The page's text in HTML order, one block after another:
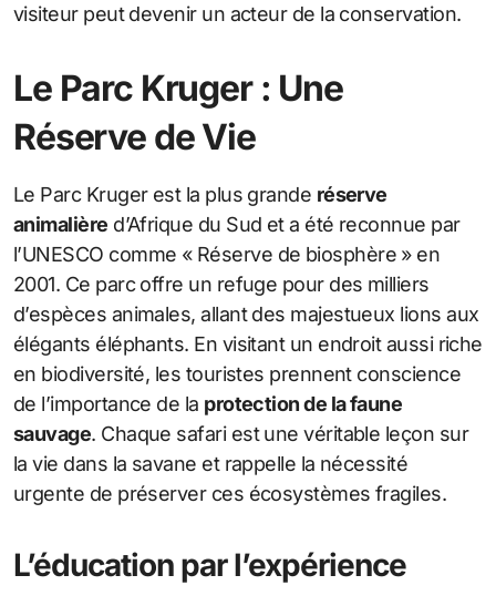
visiteur peut devenir un acteur de la conservation.
Le Parc Kruger : Une
Réserve de Vie
Le Parc Kruger est la plus grande réserve
animalière d’Afrique du Sud et a été reconnue par
l’UNESCO comme « Réserve de biosphère » en
2001. Ce parc offre un refuge pour des milliers
d’espèces animales, allant des majestueux lions aux
élégants éléphants. En visitant un endroit aussi riche
en biodiversité, les touristes prennent conscience
de l’importance de la protection de la faune
sauvage. Chaque safari est une véritable leçon sur
la vie dans la savane et rappelle la nécessité
urgente de préserver ces écosystèmes fragiles.
L’éducation par l’expérience